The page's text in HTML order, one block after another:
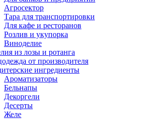
Агросектор
Тара для транспортировки
Для кафе и ресторанов
Розлив и укупорка
Виноделие
из лозы и ротанга
от производителя
ингредиенты
Ароматизаторы
Бельнапы
Декоргели
Десерты
Желe